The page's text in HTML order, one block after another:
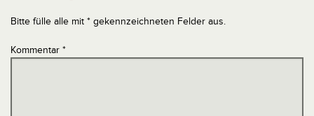
Bitte fülle alle mit * gekennzeichneten Felder aus.
Kommentar *